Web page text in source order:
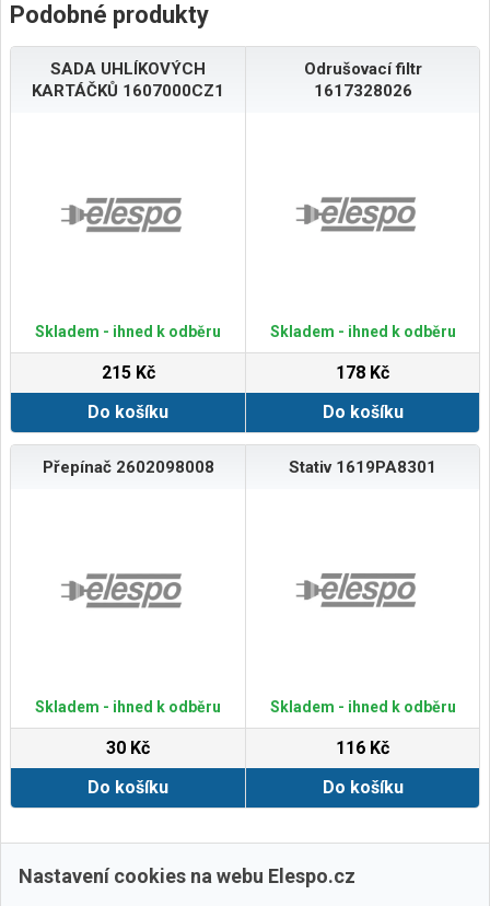
Podobné produkty
SADA UHLÍKOVÝCH
KARTÁČKŮ 1607000CZ1
Skladem - ihned k odběru
215 Kč
Do košíku
Odrušovací filtr
1617328026
Skladem - ihned k odběru
178 Kč
Do košíku
Přepínač 2602098008
Skladem - ihned k odběru
30 Kč
Do košíku
Stativ 1619PA8301
Skladem - ihned k odběru
116 Kč
Do košíku
Zobrazit další
Nastavení cookies na webu Elespo.cz